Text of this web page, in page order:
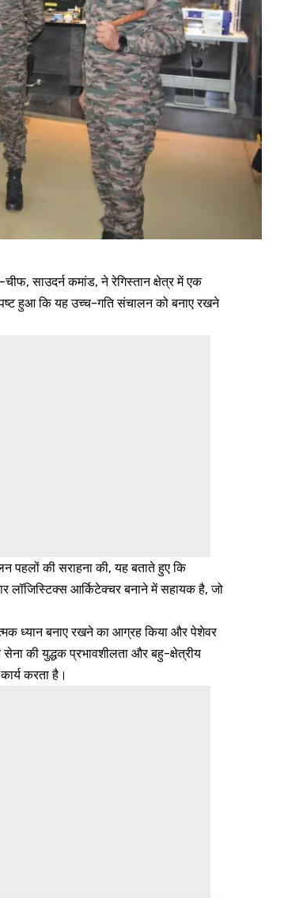
साउदर्न कमांड, ने रेगिस्तान क्षेत्र में एक
हुआ कि यह उच्च-गति संचालन को बनाए रखने
पहलों की सराहना की, यह बताते हुए कि
लॉजिस्टिक्स आर्किटेक्चर बनाने में सहायक है, जो
ध्यान बनाए रखने का आग्रह किया और पेशेवर
की युद्धक प्रभावशीलता और बहु-क्षेत्रीय
करता है।